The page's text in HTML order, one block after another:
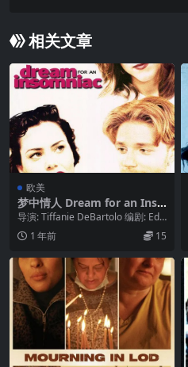
相关文章
欧美
梦中情人 Dream for an Inso
mniac (1996)
导演: Tiffanie DeBartolo 编剧: Edd
ie DeBarto...
1 年前 15